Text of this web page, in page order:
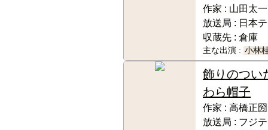
作家 : 山田太一
放送局 : 日本
収蔵先 : 倉庫
主な出演 : 小林
飾りのつい
わら帽子
作家 : 高橋正圀
放送局 : フジ